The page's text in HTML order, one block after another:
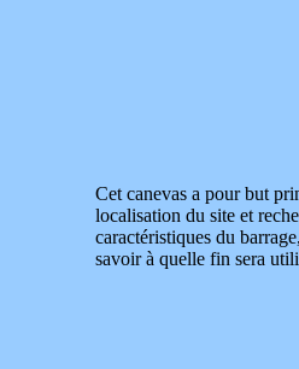
Cet canevas a pour but
localisation du site et
caractéristiques du
savoir à quelle fin sera